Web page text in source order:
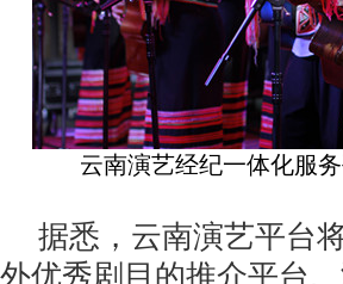
云南演艺经纪一体化服
据悉，云南演艺平台
外优秀剧目的推介平台